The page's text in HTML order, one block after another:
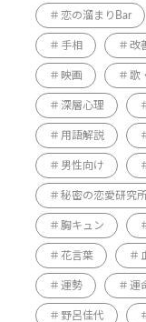
恋の溜まりBar
手相 改
映画 歌
深層心理
用語解説
男性向け
秘密の恋愛研究
胸キュン
花言葉
運勢 運
野呂佳代